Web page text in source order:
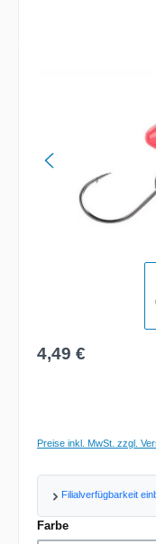
Regulärer Preis:
4,49 €
Preise inkl. MwSt. zzgl.
Filialverfügbarkeit
Farbeauswählen